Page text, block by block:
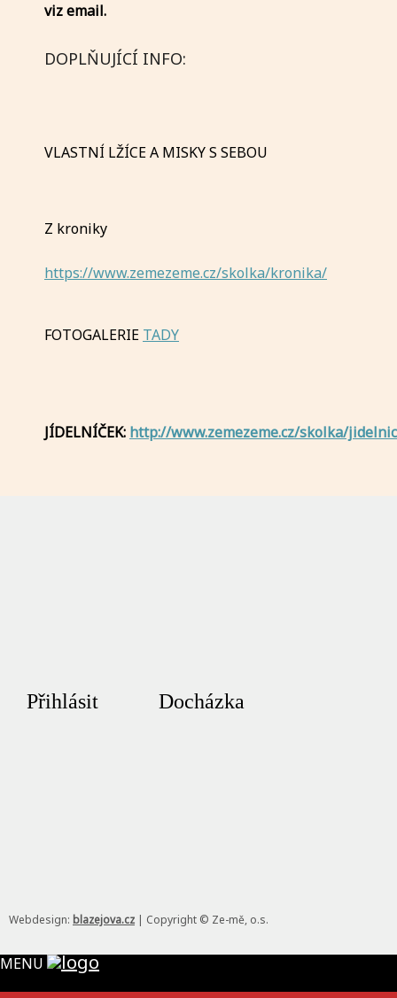
viz email.
DOPLŇUJÍCÍ INFO:
VLASTNÍ LŽÍCE A MISKY S SEBOU
Z kroniky
https://www.zemezeme.cz/skolka/kronika/
FOTOGALERIE TADY
JÍDELNÍČEK: http://www.zemezeme.cz/skolka/
Přihlásit Docházka
Webdesign: blazejova.cz | Copyright © Ze-mě, o.s.
MENU